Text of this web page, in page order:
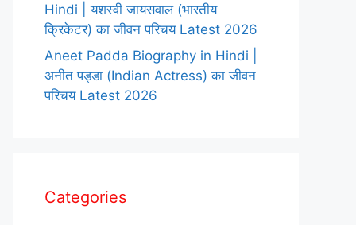
Hindi | यशस्वी जायसवाल (भारतीय
क्रिकेटर) का जीवन परिचय Latest 2026
Aneet Padda Biography in Hindi |
अनीत पड्डा (Indian Actress) का जीवन
परिचय Latest 2026
Categories